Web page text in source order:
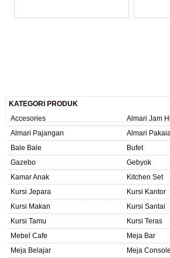
KATEGORI PRODUK
Accesories
Almari Jam
Almari Pajangan
Almari
Bale Bale
Bufet
Gazebo
Gebyok
Kamar Anak
Kitchen Set
Kursi Jepara
Kursi Kantor
Kursi Makan
Kursi Santai
Kursi Tamu
Kursi Teras
Mebel Cafe
Meja Bar
Meja Belajar
Meja Console